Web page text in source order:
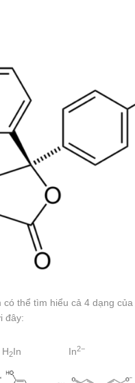
có thể tìm hiểu cả 4 dạng
đây:
H2In In2−